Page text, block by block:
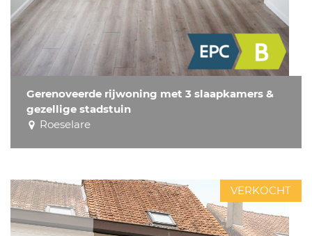
Gerenoveerde rijwoning met 3 slaapkamers &
gezellige stadstuin
Roeselare
VERKOCHT